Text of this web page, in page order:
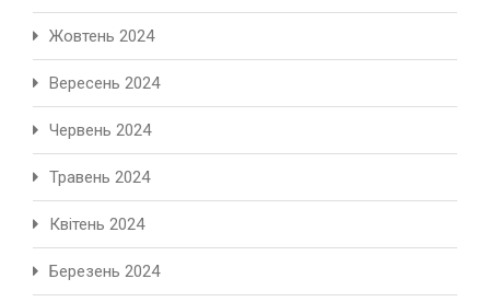
Жовтень 2024
Вересень 2024
Червень 2024
Травень 2024
Квітень 2024
Березень 2024